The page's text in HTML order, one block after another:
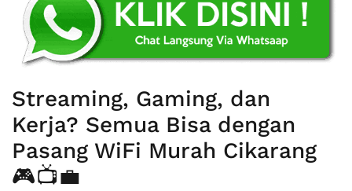
Streaming, Gaming, dan
Kerja? Semua Bisa dengan
Pasang WiFi Murah Cikarang
🎮📺💼